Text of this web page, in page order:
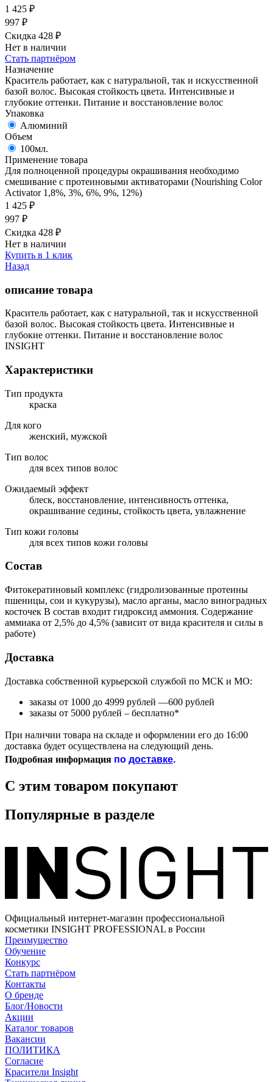
1 425 ₽
997 ₽
Скидка 428 ₽
Нет в наличии
Стать партнёром
Назначение
Краситель работает, как с натуральной, так и искусственной
базой волос. Высокая стойкость цвета. Интенсивные и
глубокие оттенки. Питание и восстановление волос
Упаковка
Алюминий
Объем
100мл.
Применение товара
Для полноценной процедуры окрашивания необходимо
смешивание с протеиновыми активаторами (Nourishing Color
Activator 1,8%, 3%, 6%, 9%, 12%)
1 425 ₽
997 ₽
Скидка 428 ₽
Нет в наличии
Купить в 1 клик
Назад
описание товара
Краситель работает, как с натуральной, так и искусственной
базой волос. Высокая стойкость цвета. Интенсивные и
глубокие оттенки. Питание и восстановление волос
INSIGHT
Характеристики
Тип продукта
краска
Для кого
женский, мужской
Тип волос
для всех типов волос
Ожидаемый эффект
блеск, восстановление, интенсивность оттенка,
окрашивание седины, стойкость цвета, увлажнение
Тип кожи головы
для всех типов кожи головы
Состав
Фитокератиновый комплекс (гидролизованные протеины
пшеницы, сои и кукурузы), масло арганы, масло виноградных
косточек В состав входит гидроксид аммония. Содержание
аммиака от 2,5% до 4,5% (зависит от вида красителя и силы в
работе)
Доставка
Доставка собственной курьерской службой по МСК и МО:
заказы от 1000 до 4999 рублей —600 рублей
заказы от 5000 рублей – бесплатно*
При наличии товара на складе и оформлении его до 16:00
доставка будет осуществлена на следующий день.
Подробная информация подоставке.
С этим товаром покупают
Популярные в разделе
Официальный интернет-магазин профессиональной
косметики INSIGHT PROFESSIONAL в России
Преимущество
Обучение
Конкурс
Стать партнёром
Контакты
О бренде
Блог/Новости
Акции
Каталог товаров
Вакансии
ПОЛИТИКА
Согласие
Краcители Insight